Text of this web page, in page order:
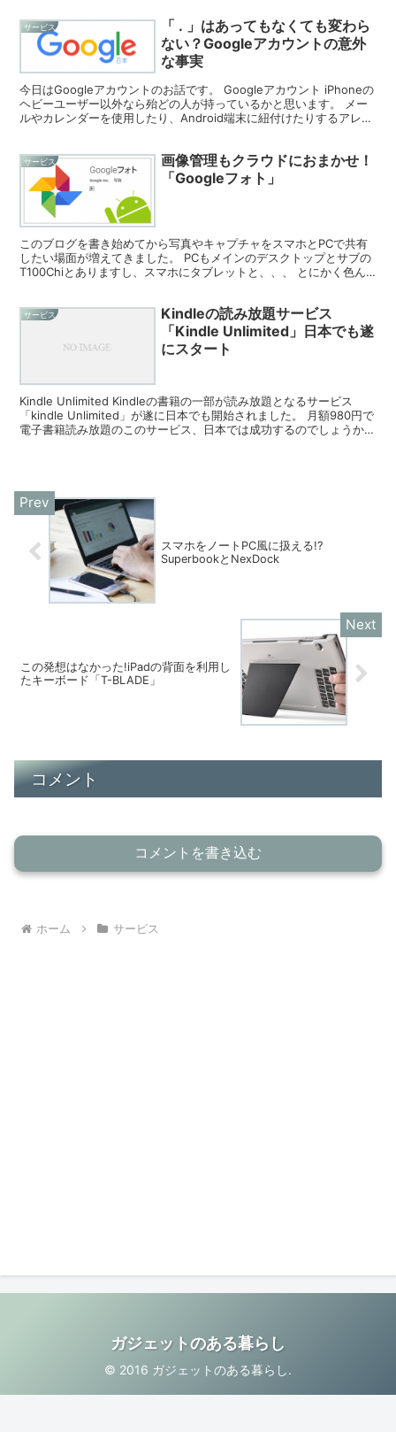
サービス
「 . 」はあってもなくても変わら
ない？Googleアカウントの意外
な事実
今日はGoogleアカウントのお話です。 Googleアカウント iPhoneの
ヘビーユーザー以外なら殆どの人が持っているかと思います。 メー
ルやカレンダーを使用したり、Android端末に紐付けたりするアレで
サービス
画像管理もクラウドにおまかせ！
「Googleフォト」
このブログを書き始めてから写真やキャプチャをスマホとPCで共有
したい場面が増えてきました。 PCもメインのデスクトップとサブの
T100Chiとありますし、スマホにタブレットと、、、 とにかく色ん
サービス
Kindleの読み放題サービス
「Kindle Unlimited」日本でも遂
にスタート
Kindle Unlimited Kindleの書籍の一部が読み放題となるサービス
「kindle Unlimited」が遂に日本でも開始されました。 月額980円で
電子書籍読み放題のこのサービス、日本では成功するのでしょうか。
スマホをノートPC風に扱える!?
SuperbookとNexDock
この発想はなかった!iPadの背面を利用し
たキーボード「T-BLADE」
コメント
コメントを書き込む
ホーム サービス
ガジェットのある暮らし
© 2016 ガジェットのある暮らし.